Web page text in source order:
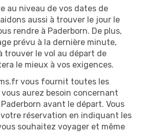
au niveau de vos dates de
aussi à trouver le jour le
rendre à Paderborn. De plus,
prévu à la dernière minute,
trouver le vol au départ de
le mieux à vos exigences.
vous fournit toutes les
aurez besoin concernant
avant le départ. Vous
réservation en indiquant les
souhaitez voyager et même